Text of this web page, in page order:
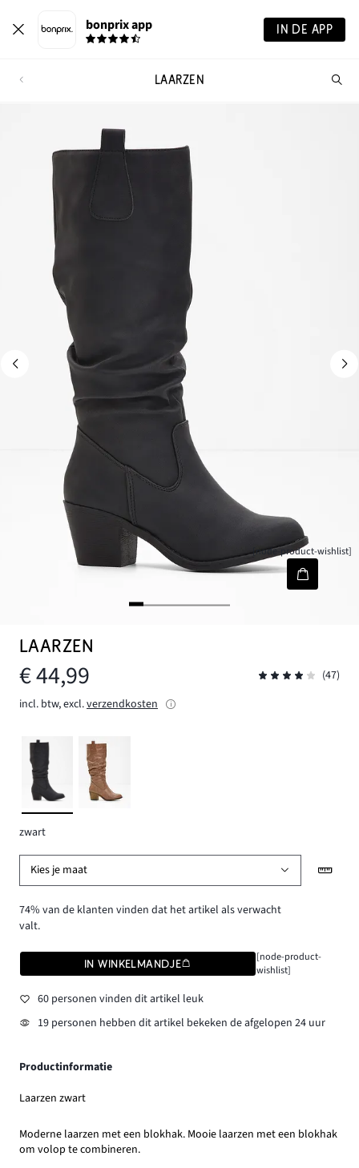
bonprix app IN DE APP
LAARZEN
[node-product-wishlist]
LAARZEN
€ 44,99
(47)
incl. btw, excl.verzendkosten
zwart
Kies je maat
74% van de klanten vinden dat het artikel als verwacht
valt.
IN WINKELMANDJE
[node-product-
wishlist]
60 personen vinden dit artikel leuk
19 personen hebben dit artikel bekeken de afgelopen 24 uur
Productinformatie
Laarzen zwart
Moderne laarzen met een blokhak. Mooie laarzen met een blokhak
om volop te combineren.